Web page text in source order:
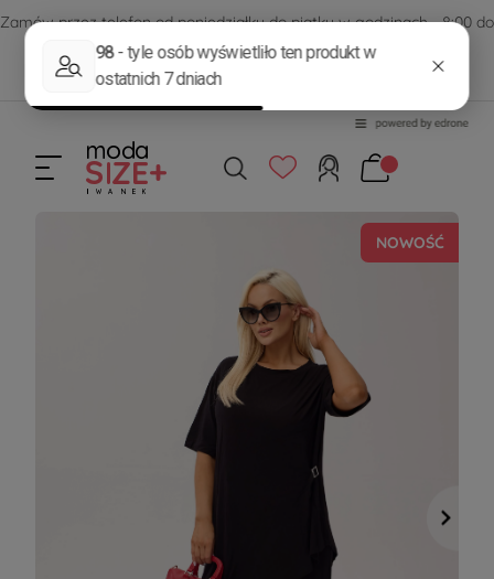
Zamów przez telefon od poniedziałku do piątku w godzinach - 8:00 do
15:00
570 390 351
sklep@modasizeplus.pl
NOWOŚĆ